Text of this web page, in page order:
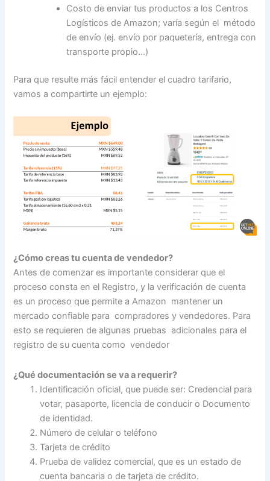
Costo de enviar tus productos a los Centros
Logísticos de Amazon; varía según el método
de envío (ej. envío por paquetería, entrega con
transporte propio…)
Para que resulte más fácil entender el cuadro tarifario,
vamos a compartirte un ejemplo:
¿Cómo creas tu cuenta de vendedor?
Antes de comenzar es importante considerar que el
proceso consta en el Registro, y la verificación de cuenta
es un proceso que permite a Amazon mantener un
mercado confiable para compradores y vendedores. Para
esto se requieren de algunas pruebas adicionales para el
registro de su cuenta como vendedor
¿Qué documentación se va a requerir?
Identificación oficial, que puede ser: Credencial para
votar, pasaporte, licencia de conducir o Documento
de identidad.
Número de celular o teléfono
Tarjeta de crédito
Prueba de validez comercial, que es un estado de
cuenta bancaria o de tarjeta de crédito.